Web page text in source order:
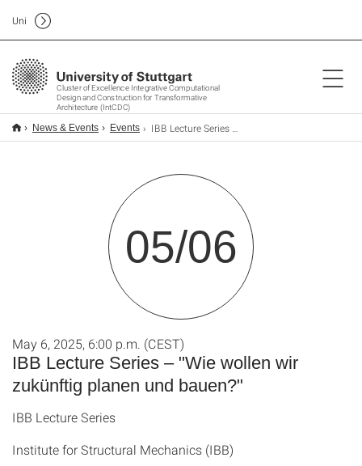
Cluster of Excellence Integrative Computational
Design and Construction for Transformative
Architecture (IntCDC)
Uni
News & Events Events IBB Lecture Series – "Wie wollen wir zukünftig planen und bauen?"
05/06
IBB Lecture Series – "Wie wollen wir
zukünftig planen und bauen?"
May 6, 2025, 6:00 p.m. (CEST)
IBB Lecture Series
Institute for Structural Mechanics (IBB)